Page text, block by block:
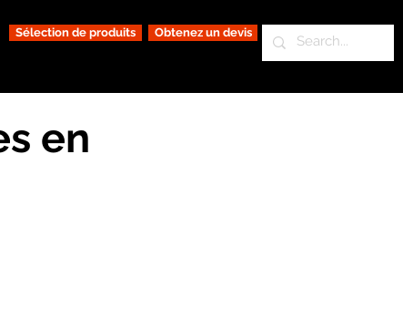
Sélection de produits Obtenez un devis
en